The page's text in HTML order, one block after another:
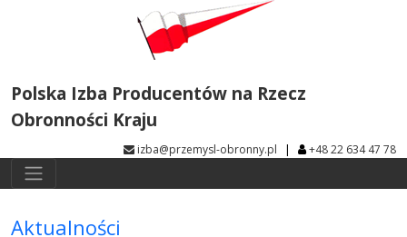
Polska Izba Producentów na Rzecz
Obronności Kraju
izba@przemysl-obronny.pl | +48 22 634 47 78
Aktualności